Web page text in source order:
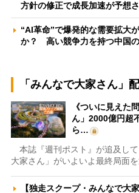
方針の修正で成長加速が予想
“AI革命”で爆発的な需要拡大
か？ 高い競争力を持つ中国
「みんなで大家さん」
《ついに見えた
ん」2000億円超
ら…
本誌『週刊ポスト』が追及し
大家さん」がいよいよ最終局面
【独走スクープ・みんなで大